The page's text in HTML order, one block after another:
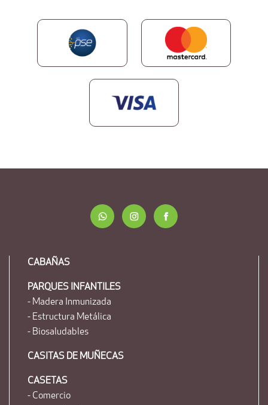
CABAÑAS
PARQUES INFANTILES
- Madera Inmunizada
- Estructura Metálica
- Biosaludables
CASITAS DE MUÑECAS
CASETAS
- Comercio